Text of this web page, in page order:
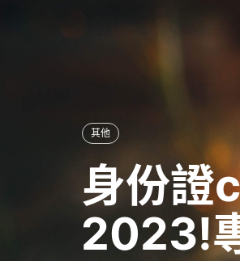
其他
身份證
2023!